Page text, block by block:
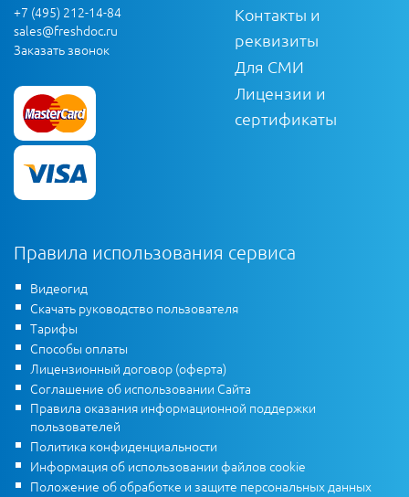
+7 (495) 212-14-84
sales@freshdoc.ru
Заказать звонок
Контакты и
реквизиты
Для СМИ
Лицензии и
сертификаты
Правила использования сервиса
Видеогид
Скачать руководство пользователя
Тарифы
Способы оплаты
Лицензионный договор (оферта)
Соглашение об использовании Сайта
Правила оказания информационной поддержки
пользователей
Политика конфиденциальности
Информация об использовании файлов cookie
Положение об обработке и защите персональных данных